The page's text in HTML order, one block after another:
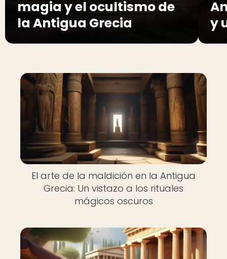
magia y el ocultismo de
la Antigua Grecia
y
El arte de la maldición en la Antigua
Grecia: Un vistazo a los rituales
mágicos oscuros